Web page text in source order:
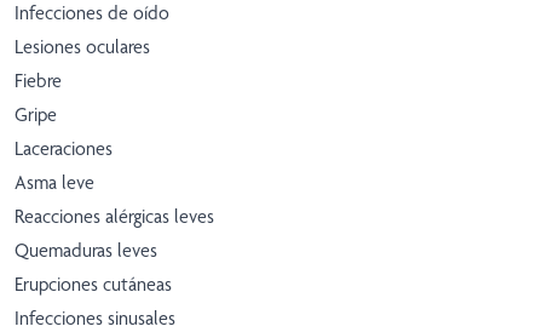
Infecciones de oído
Lesiones oculares
Fiebre
Gripe
Laceraciones
Asma leve
Reacciones alérgicas leves
Quemaduras leves
Erupciones cutáneas
Infecciones sinusales